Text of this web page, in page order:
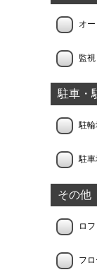
オー
監
駐車・
駐輪
駐車
その他
ロ
フ